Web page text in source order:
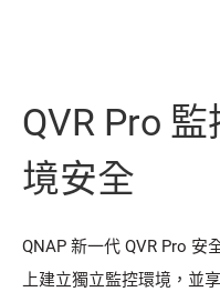
QVR Pro
境安全
QNAP 新一代 QVR Pro 安
上建立獨立監控環境，並